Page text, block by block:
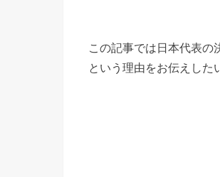
この記事では日本代表の
という理由をお伝えした